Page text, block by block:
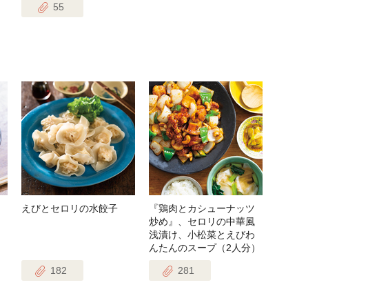
55
えびとセロリの水餃子
182
『鶏肉とカシューナッツ
炒め』、セロリの中華風
浅漬け、小松菜とえびわ
んたんのスープ（2人分）
281